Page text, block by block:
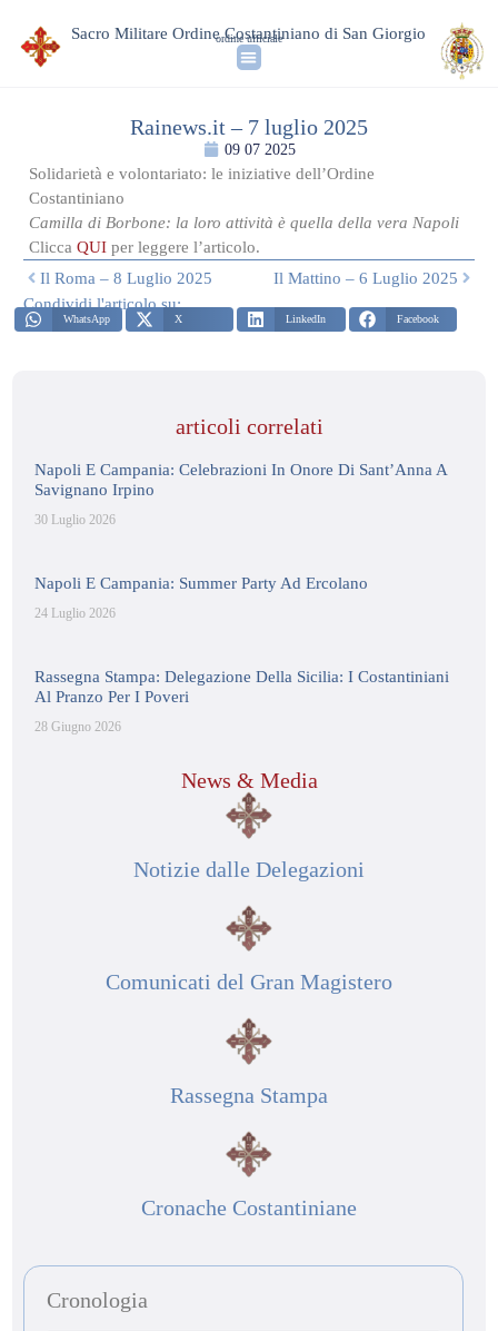
Sacro Militare Ordine Costantiniano di San Giorgio
ordine ufficiale
Rainews.it – 7 luglio 2025
09 07 2025
Solidarietà e volontariato: le iniziative dell’Ordine
Costantiniano
Camilla di Borbone: la loro attività è quella della vera Napoli
CliccaQUI per leggere l’articolo.
Il Roma – 8 Luglio 2025
Il Mattino – 6 Luglio 2025
Condividi l'articolo su:
WhatsApp X LinkedIn Facebook
articoli correlati
Napoli E Campania: Celebrazioni In Onore Di Sant’Anna A
Savignano Irpino
30 Luglio 2026
Napoli E Campania: Summer Party Ad Ercolano
24 Luglio 2026
Rassegna Stampa: Delegazione Della Sicilia: I Costantiniani
Al Pranzo Per I Poveri
28 Giugno 2026
News & Media
Notizie dalle Delegazioni
Comunicati del Gran Magistero
Rassegna Stampa
Cronache Costantiniane
Cronologia